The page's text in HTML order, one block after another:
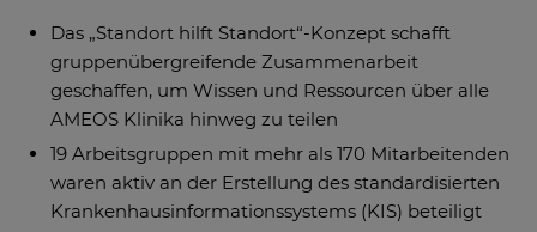
Das „Standort hilft Standort“-Konzept schafft
gruppenübergreifende Zusammenarbeit
geschaffen, um Wissen und Ressourcen über alle
AMEOS Klinika hinweg zu teilen
19 Arbeitsgruppen mit mehr als 170 Mitarbeitenden
waren aktiv an der Erstellung des standardisierten
Krankenhausinformationssystems (KIS) beteiligt